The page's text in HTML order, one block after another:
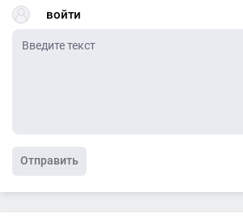
войти
Отправить